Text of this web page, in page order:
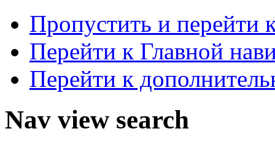
Пропустить и перейти
Перейти к Главной
Перейти к
Nav view search